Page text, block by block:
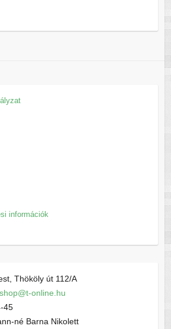
információk
Thököly út 112/A
online.hu
45
né Barna Nikolett